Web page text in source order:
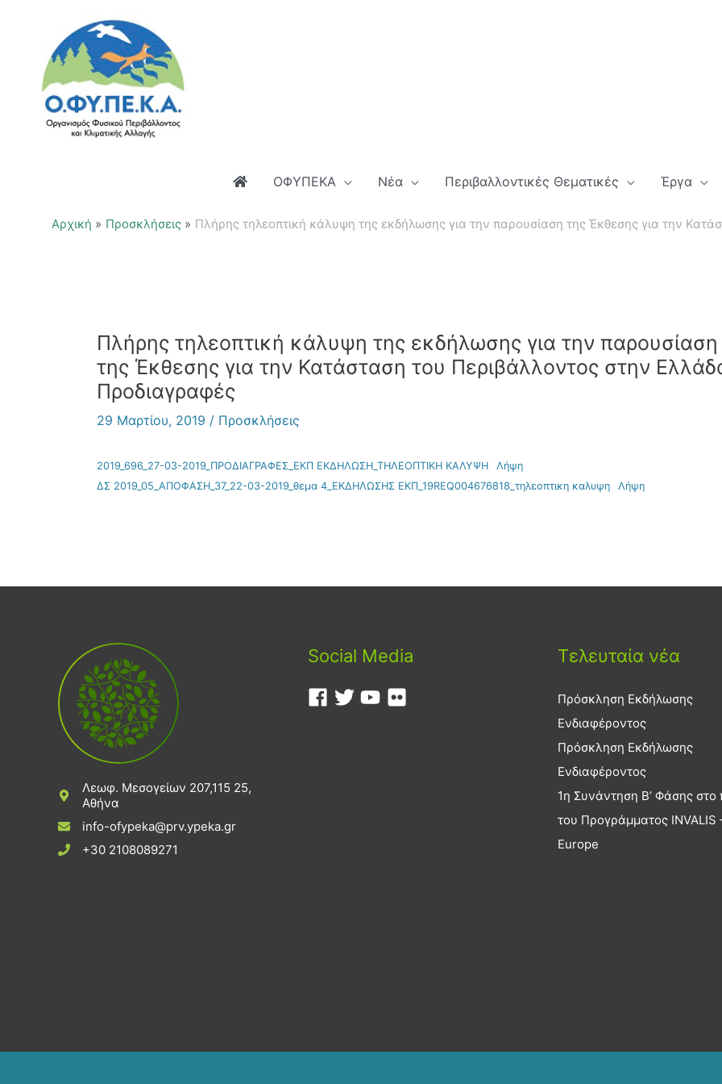
περιεχόμενο
ΟΦΥΠΕΚΑ Νέα Περιβαλλοντικές Θεματικές Έργα
Αρχική Προσκλήσεις Πλήρης τηλεοπτική κάλυψη της εκδήλωσης για την παρουσίαση της Έκθεσης για την
Πλήρης τηλεοπτική κάλυψη της εκδήλωσης για την παρουσίαση
της Έκθεσης για την Κατάσταση του Περιβάλλοντος στην
Προδιαγραφές
29 Μαρτίου, 2019 / Προσκλήσεις
2019_696_27-03-2019_ΠΡΟΔΙΑΓΡΑΦΕΣ_ΕΚΠ ΕΚΔΗΛΩΣΗ_ΤΗΛΕΟΠΤΙΚΗ ΚΑΛΥΨΗ
Λήψη
ΔΣ 2019_05_ΑΠΟΦΑΣΗ_37_22-03-2019_θεμα 4_ΕΚΔΗΛΩΣΗΣ ΕΚΠ_19REQ004676818_τηλεοπτικη καλυψη
Λήψη
Λεωφ. Μεσογείων 207,115 25,
Αθήνα
info-ofypeka@prv.ypeka.gr
+30 2108089271
Social Media Τελευταία νέα
Πρόσκληση Εκδήλωσης
Ενδιαφέροντος
Πρόσκληση Εκδήλωσης
Ενδιαφέροντος
1η Συνάντηση Β’ Φάσης στο
του Προγράμματος INVALIS
Europe